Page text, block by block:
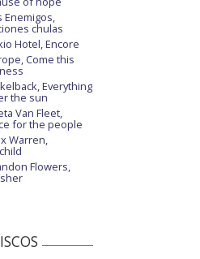
Enemigos,
chulas
Hotel, Encore
Come this
Everything
the sun
Van Fleet,
for the people
Warren,
Flowers,